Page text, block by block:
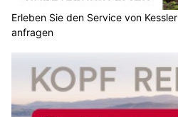
Erleben Sie den Service von
anfragen